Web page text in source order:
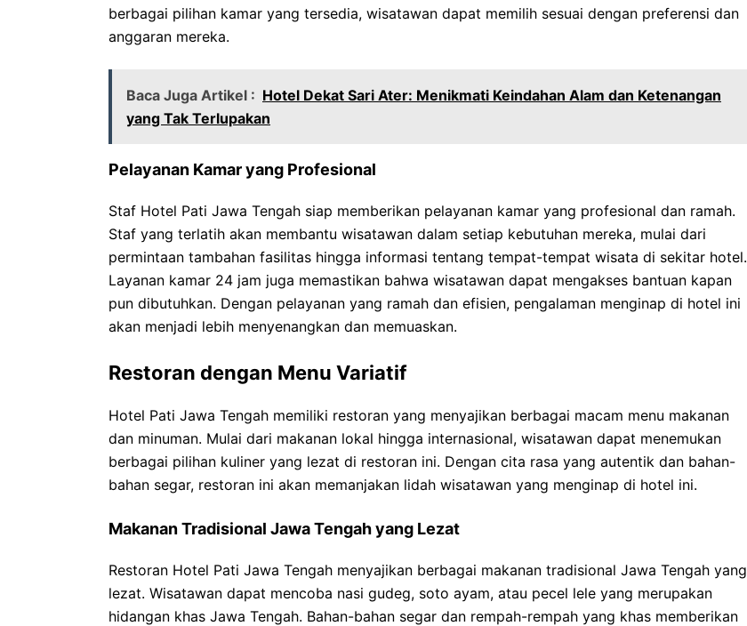
berbagai pilihan kamar yang tersedia, wisatawan dapat memilih sesuai dengan preferensi dan
anggaran mereka.
Baca Juga Artikel : Hotel Dekat Sari Ater: Menikmati Keindahan Alam dan Ketenangan
yang Tak Terlupakan
Pelayanan Kamar yang Profesional
Staf Hotel Pati Jawa Tengah siap memberikan pelayanan kamar yang profesional dan ramah.
Staf yang terlatih akan membantu wisatawan dalam setiap kebutuhan mereka, mulai dari
permintaan tambahan fasilitas hingga informasi tentang tempat-tempat wisata di sekitar hotel.
Layanan kamar 24 jam juga memastikan bahwa wisatawan dapat mengakses bantuan kapan
pun dibutuhkan. Dengan pelayanan yang ramah dan efisien, pengalaman menginap di hotel ini
akan menjadi lebih menyenangkan dan memuaskan.
Restoran dengan Menu Variatif
Hotel Pati Jawa Tengah memiliki restoran yang menyajikan berbagai macam menu makanan
dan minuman. Mulai dari makanan lokal hingga internasional, wisatawan dapat menemukan
berbagai pilihan kuliner yang lezat di restoran ini. Dengan cita rasa yang autentik dan bahan-
bahan segar, restoran ini akan memanjakan lidah wisatawan yang menginap di hotel ini.
Makanan Tradisional Jawa Tengah yang Lezat
Restoran Hotel Pati Jawa Tengah menyajikan berbagai makanan tradisional Jawa Tengah yang
lezat. Wisatawan dapat mencoba nasi gudeg, soto ayam, atau pecel lele yang merupakan
hidangan khas Jawa Tengah. Bahan-bahan segar dan rempah-rempah yang khas memberikan